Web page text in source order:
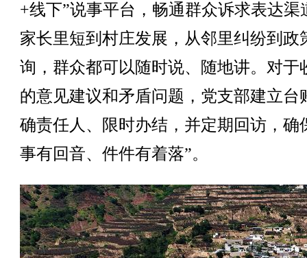
+线下”说事平台，畅通群众诉求表达渠
家长里短到村庄发展，从邻里纠纷到政
询，群众都可以随时说、随地讲。对于
的意见建议和矛盾问题，党支部建立台
确责任人、限时办结，并定期回访，确
事有回音、件件有着落”。